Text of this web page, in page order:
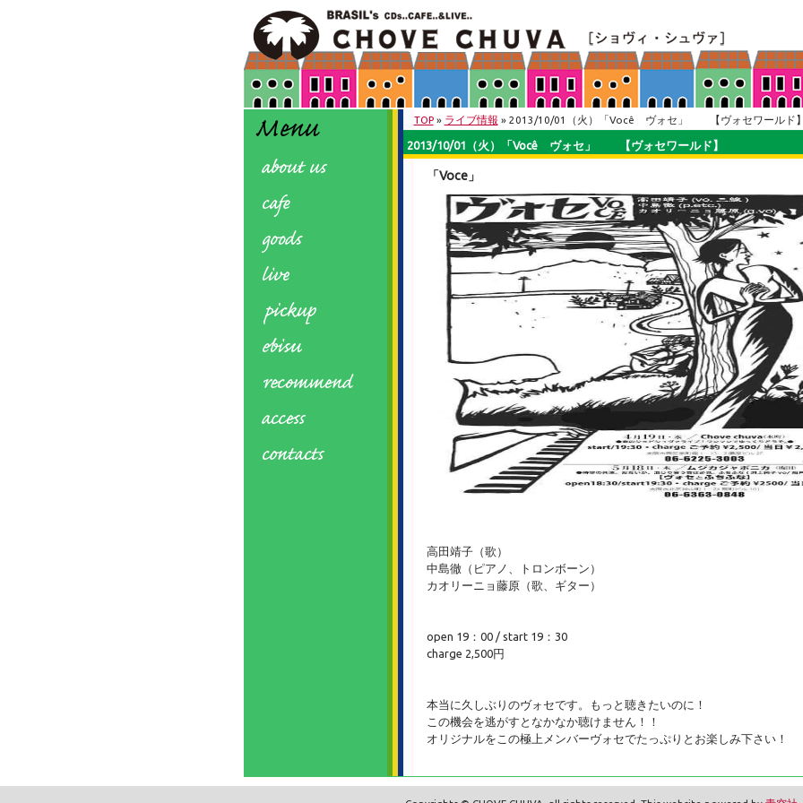
TOP» ライブ情報 » 2013/10/01（火）「Você ヴォセ」 【ヴォセワールド
2013/10/01（火）「Você ヴォセ」 【ヴォセワールド】
「Voce」
高田靖子（歌）
中島徹（ピアノ、トロンボーン）
カオリーニョ藤原（歌、ギター）
open 19：00 / start 19：30
charge 2,500円
本当に久しぶりのヴォセです。もっと聴きたいのに！
この機会を逃がすとなかなか聴けません！！
オリジナルをこの極上メンバーヴォセでたっぷりとお楽しみ下さい！